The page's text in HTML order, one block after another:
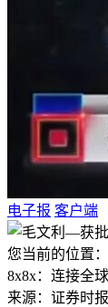
电子报 客户端
您当前的位置：
8x8x：连接全
来源：证券时